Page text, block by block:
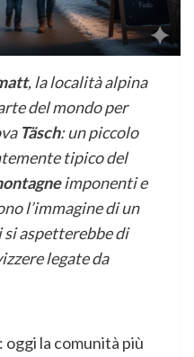
, la località alpina
del mondo per
Täsch: un piccolo
tipico del
imponenti e
l’immagine di un
aspetterebbe di
legate da
la comunità più